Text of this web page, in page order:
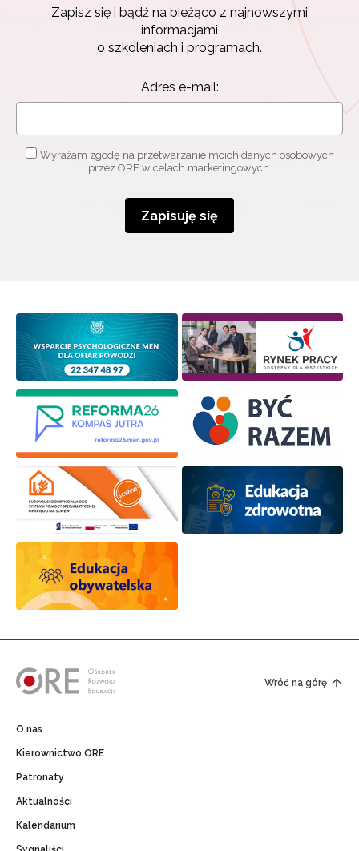
Zapisz się i bądź na bieżąco z najnowszymi
informacjami
o szkoleniach i programach.
Adres e-mail:
Wyrażam zgodę na przetwarzanie moich danych osobowych
przez ORE w celach marketingowych.
Zapisuję się
Wróć na górę
O nas
Kierownictwo ORE
Patronaty
Aktualności
Kalendarium